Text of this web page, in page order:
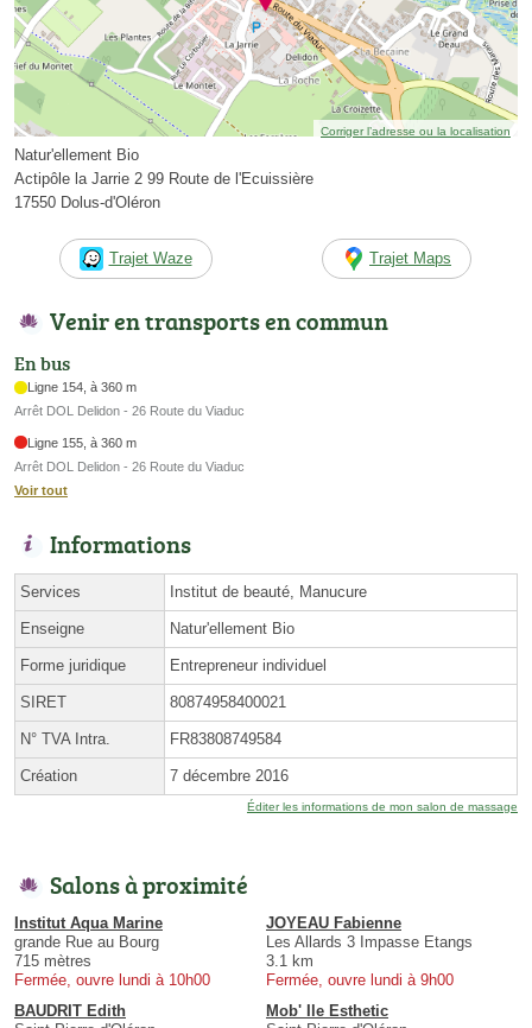
Corriger l’adresse ou la localisation
Natur'ellement Bio
Actipôle la Jarrie 2 99 Route de l'Ecuissière
17550 Dolus-d'Oléron
Trajet Waze Trajet Maps
Venir en transports en commun
En bus
Ligne 154, à 360 m
Arrêt DOL Delidon - 26 Route du Viaduc
Ligne 155, à 360 m
Arrêt DOL Delidon - 26 Route du Viaduc
Voir tout
Informations
Services Institut de beauté, Manucure
Enseigne Natur'ellement Bio
Forme juridique Entrepreneur individuel
SIRET 80874958400021
N° TVA Intra. FR83808749584
Création 7 décembre 2016
Éditer les informations de mon salon de massage
Salons à proximité
Institut Aqua Marine
grande Rue au Bourg
715 mètres
Fermée, ouvre lundi à 10h00
JOYEAU Fabienne
Les Allards 3 Impasse Etangs
3.1 km
Fermée, ouvre lundi à 9h00
BAUDRIT Edith
Mob' Ile Esthetic